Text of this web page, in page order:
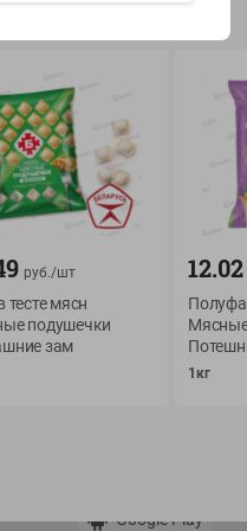
Мой Green
История покупок
Мои товары
Обратная связь
Google Play
руб./шт
тесте мясн
подушечки
зам
12.02
1кг